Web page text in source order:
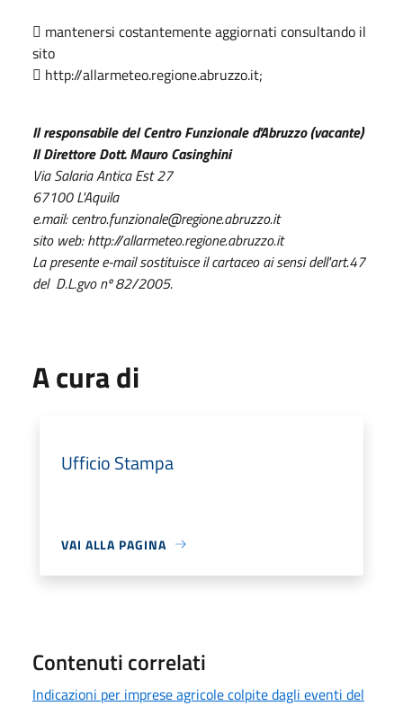
 mantenersi costantemente aggiornati consultando il
sito
 http://allarmeteo.regione.abruzzo.it;
Il responsabile del Centro Funzionale d'Abruzzo (vacante)
Il Direttore Dott. Mauro Casinghini
Via Salaria Antica Est 27
67100 L'Aquila
e.mail: centro.funzionale@regione.abruzzo.it
sito web: http://allarmeteo.regione.abruzzo.it
La presente e-mail sostituisce il cartaceo ai sensi dell'art.47
del D.L.gvo nº 82/2005.
A cura di
Ufficio Stampa
VAI ALLA PAGINA
Contenuti correlati
Indicazioni per imprese agricole colpite dagli eventi del